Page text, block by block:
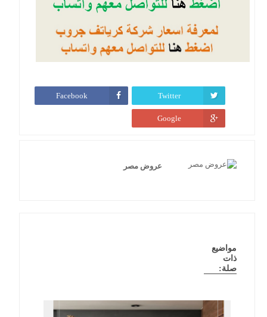
Twitter
Facebook
Google
عروض مصر
مواضيع
ذات
صلة: